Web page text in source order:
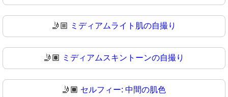
🤳🏼 ミディアムライト肌の自撮り
🤳🏽 ミディアムスキントーンの自撮り
🤳🏾 セルフィー: 中間の肌色